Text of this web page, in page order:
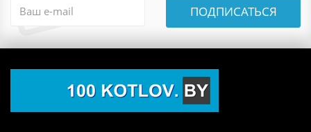
ПОДПИСАТЬСЯ